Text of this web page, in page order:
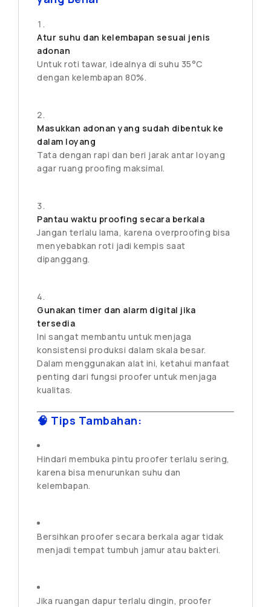
Atur suhu dan kelembapan sesuai jenis
adonan
Untuk roti tawar, idealnya di suhu 35°C
dengan kelembapan 80%.
Masukkan adonan yang sudah dibentuk ke
dalam loyang
Tata dengan rapi dan beri jarak antar loyang
agar ruang proofing maksimal.
Pantau waktu proofing secara berkala
Jangan terlalu lama, karena overproofing bisa
menyebabkan roti jadi kempis saat
dipanggang.
Gunakan timer dan alarm digital jika
tersedia
Ini sangat membantu untuk menjaga
konsistensi produksi dalam skala besar.
Dalam menggunakan alat ini, ketahui manfaat
penting dari fungsi proofer untuk menjaga
kualitas.
🧠 Tips Tambahan:
Hindari membuka pintu proofer terlalu sering,
karena bisa menurunkan suhu dan
kelembapan.
Bersihkan proofer secara berkala agar tidak
menjadi tempat tumbuh jamur atau bakteri.
Jika ruangan dapur terlalu dingin, proofer